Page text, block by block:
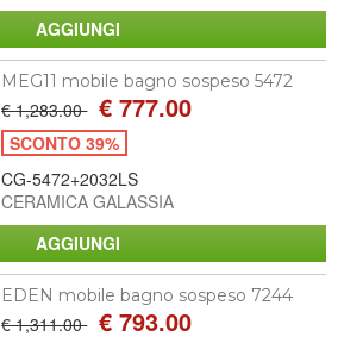
MEG11 mobile bagno sospeso 5472
€ 1,283.00 € 777.00
SCONTO 39%
CG-5472+2032LS
CERAMICA GALASSIA
EDEN mobile bagno sospeso 7244
€ 1,311.00 € 793.00